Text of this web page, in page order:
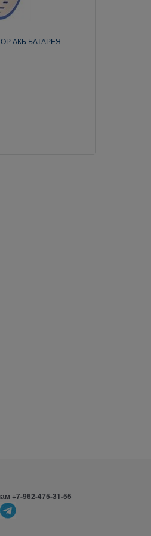
АКБ БАТАРЕЯ
+7-962-475-31-55